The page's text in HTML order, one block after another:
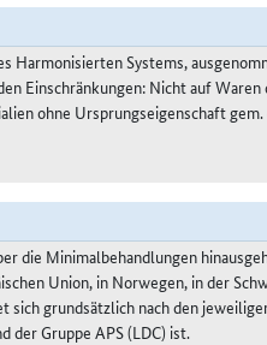
Harmonisierten Systems,
Einschränkungen: Nicht auf Waren
ohne Ursprungseigenschaft
die Minimalbehandlungen
Union, in Norwegen, in der
grundsätzlich nach den
der Gruppe APS (LDC) ist.